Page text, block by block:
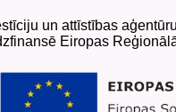
un attīstības
Eiropas